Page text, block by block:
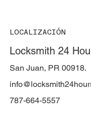
apoyan
LOCALIZACIÓN
Locksmith 24
San Juan, PR 00918.
787-664-5557